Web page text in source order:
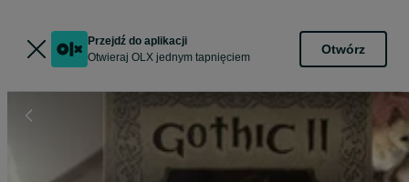
Przejdź do aplikacji
Otwieraj OLX jednym tapnięciem
Otwórz